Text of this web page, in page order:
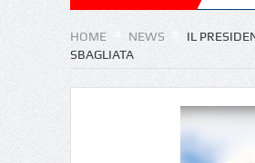
NEWS
HOME NEWS
IL
SBAGLIATA